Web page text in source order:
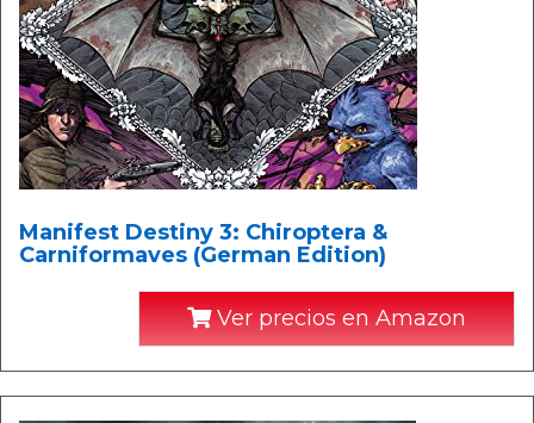
Manifest Destiny 3: Chiroptera &
Carniformaves (German Edition)
Ver precios en Amazon